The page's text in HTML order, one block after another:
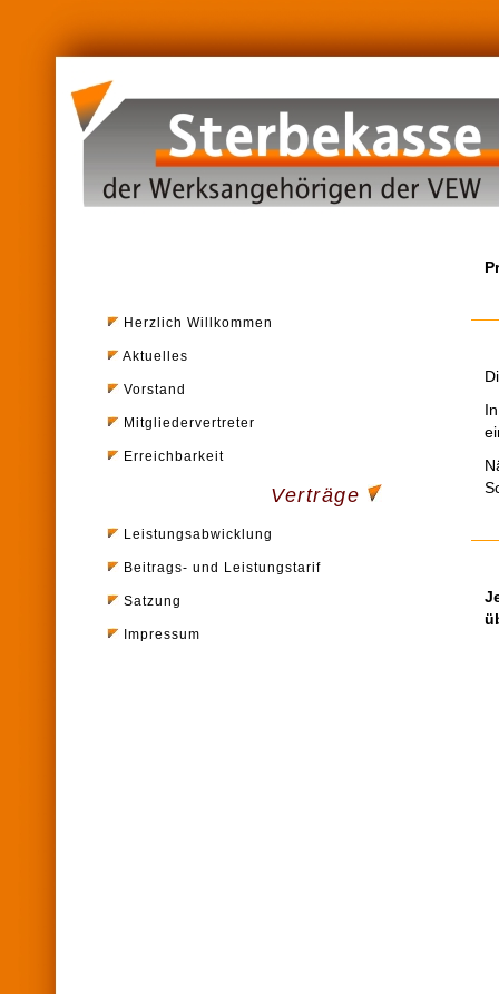
Herzlich Willkommen
Aktuelles
Vorstand
Mitgliedervertreter
Erreichbarkeit
Verträge
Leistungsabwicklung
Beitrags- und Leistungstarif
Satzung
Impressum